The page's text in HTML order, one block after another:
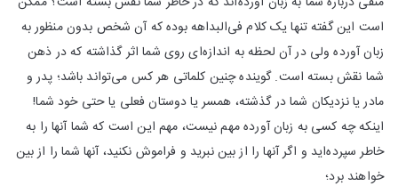
است این گفته تنها یک کلام فی‌البداهه بوده که آن شخص بدون منظور به
زبان آورده ولی در آن لحظه به اندازه‌ای روی شما اثر گذاشته که در ذهن
شما نقش بسته است. گوینده چنین کلماتی هر کس می‌تواند باشد؛ پدر و
مادر یا نزدیکان شما در گذشته، همسر یا دوستان فعلی یا حتی خود شما!
اینکه چه کسی به زبان آورده مهم نیست، مهم این است که شما آنها را به
خاطر سپرده‌اید و اگر آنها را از بین نبرید و فراموش نکنید، آنها شما را از بین
خواهند برد؛